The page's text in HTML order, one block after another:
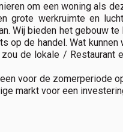
om een ​​woning als
grote werkruimte en
Wij bieden het gebouw
op de handel. Wat
de lokale / Restaurant
voor de zomerperiode
markt voor een